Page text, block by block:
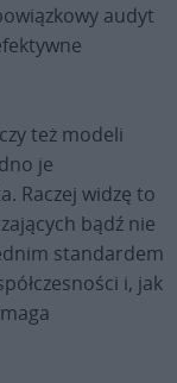
audyt
też modeli
je
Raczej widzę to
bądź nie
standardem
i, jak